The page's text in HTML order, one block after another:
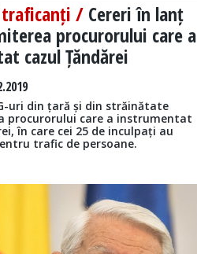
/ Cereri în lanț
procurorului care a
cazul Țăndărei
uri din țară și din străinătate
procurorului care a instrumentat
în care cei 25 de inculpați au
trafic de persoane.